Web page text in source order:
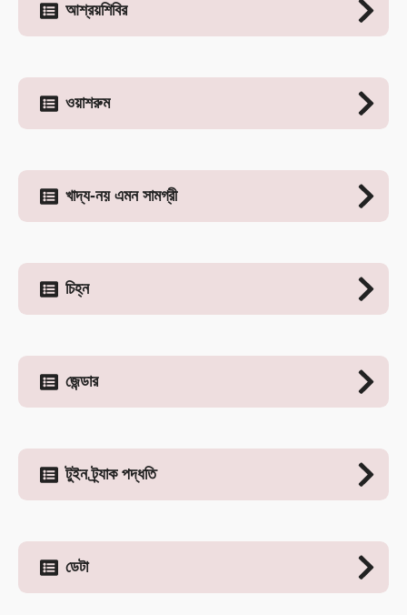
আশ্রয়শিবির
ওয়াশরুম
খাদ্য-নয় এমন সামগ্রী
চিহ্ন
জেন্ডার
টুইন ট্র্যাক পদ্ধতি
ডেটা